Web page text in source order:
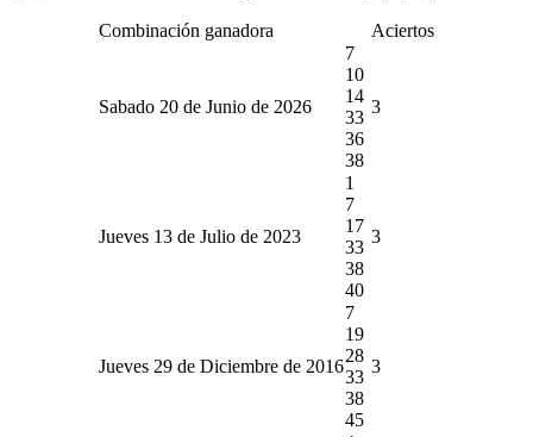
Combinación ganadora Aciertos
Sabado 20 de Junio de 2026
7
10
14
33
36
38
3
Jueves 13 de Julio de 2023
1
7
17
33
38
40
3
Jueves 29 de Diciembre de 2016
7
19
28
33
38
45
3